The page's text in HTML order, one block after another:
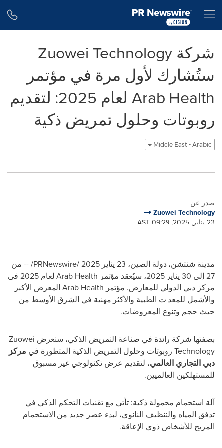
شركة Zuowei Technology
ستُشارك لأول مرة في مؤتمر
Arab Health لعام 2025: لتقديم
روبوتات وحلول تمريض ذكية
Middle East - Arabic
صدر عن
Zuowei Technology
23 يناير, 2025, 09:29 AST
مدينة شنتشن، دولة الصين، 23 يناير 2025 / PRNewswire/ -- من
27 إلى 30 يناير 2025، سيُعقد مؤتمر
Arab Health
لعام 2025 في
مركز دبي الدولي للمعارض. مؤتمر Arab Health المعرض الأكبر
والأشمل للمعدات الطبية والأكثر مهنية في الشرق الأوسط من
حيث حجم وتنوع المعروضات.
بصفتها شركة رائدة في صناعة التمريض الذكي، ستعرض Zuowei
Technology روبوتات وحلول التمريض الذكية المتطورة في مركز
دبي التجاري العالمي، لتقديم عرض تكنولوجي غير مسبوق
للمستهلكين العالميين.
آلة استحمام محمولة ذكية: تأتي مع تقنيات التحكم الذكي في
تدفق المياه والتنظيف النانوي، لبدء عصر جديد من الاستحمام
المريح للأشخاص ذوي الإعاقة.